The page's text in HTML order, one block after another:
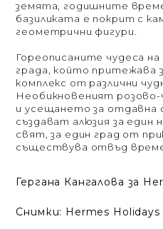
земята, годишните
базиликата е покрит с
геометрични фигури.
Гореописаните чудеса
града, който притежава
комплекс от различни
Необикновеният
и усещането за отдавна
създават алюзия за един
свят, за един град от
съществува отвъд
Гергана Кангалова за
Снимки: Hermes Holidays